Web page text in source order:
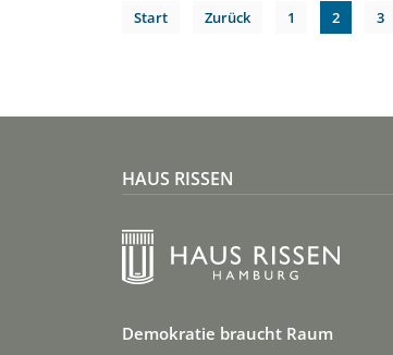
Start Zurück 1 2 3
HAUS RISSEN
Demokratie braucht Raum